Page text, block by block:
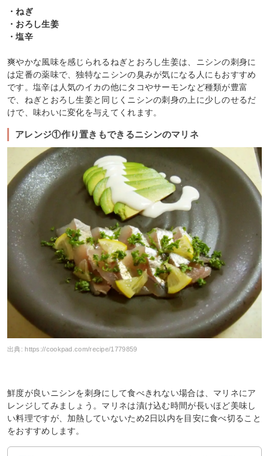
・ねぎ
・おろし生姜
・塩辛
爽やかな風味を感じられるねぎとおろし生姜は、ニシンの刺身に
は定番の薬味で、独特なニシンの臭みが気になる人にもおすすめ
です。塩辛は人気のイカの他にタコやサーモンなど種類が豊富
で、ねぎとおろし生姜と同じくニシンの刺身の上に少しのせるだ
けで、味わいに変化を与えてくれます。
アレンジ①作り置きもできるニシンのマリネ
出典:https://cookpad.com/recipe/1779859
鮮度が良いニシンを刺身にして食べきれない場合は、マリネにア
レンジしてみましょう。マリネは漬け込む時間が長いほど美味し
い料理ですが、加熱していないため2日以内を目安に食べ切ること
をおすすめします。